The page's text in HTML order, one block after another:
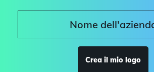
Crea il mio logo